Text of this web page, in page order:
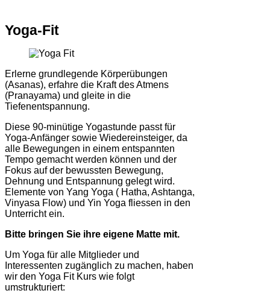
Yoga-Fit
Erlerne grundlegende Körperübungen
(Asanas), erfahre die Kraft des Atmens
(Pranayama) und gleite in die
Tiefenentspannung.
Diese 90-minütige Yogastunde passt für
Yoga-Anfänger sowie Wiedereinsteiger, da
alle Bewegungen in einem entspannten
Tempo gemacht werden können und der
Fokus auf der bewussten Bewegung,
Dehnung und Entspannung gelegt wird.
Elemente von Yang Yoga ( Hatha, Ashtanga,
Vinyasa Flow) und Yin Yoga fliessen in den
Unterricht ein.
Bitte bringen Sie ihre eigene Matte mit.
Um Yoga für alle Mitglieder und
Interessenten zugänglich zu machen, haben
wir den Yoga Fit Kurs wie folgt
umstrukturiert: